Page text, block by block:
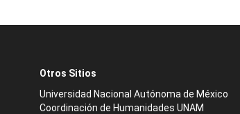
Otros Sitios
Universidad Nacional Autónoma de México
Coordinación de Humanidades UNAM